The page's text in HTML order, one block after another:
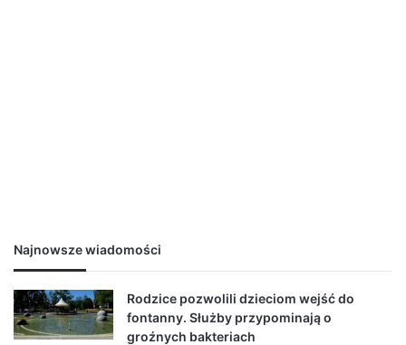
Najnowsze wiadomości
Rodzice pozwolili dzieciom wejść do
fontanny. Służby przypominają o
groźnych bakteriach